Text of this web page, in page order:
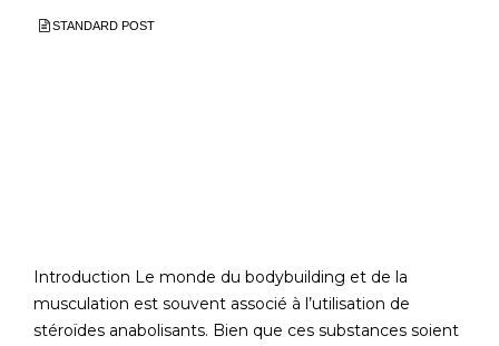
STANDARD POST
Introduction Le monde du bodybuilding et de la
musculation est souvent associé à l’utilisation de
stéroïdes anabolisants. Bien que ces substances soient